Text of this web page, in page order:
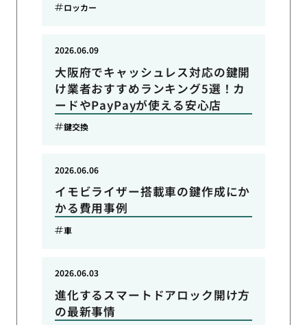
ロッカー
大阪府でキャッシュレス対応の鍵開
け業者おすすめランキング5選！カ
ードやPayPayが使える安心店
2026.06.09
鍵交換
イモビライザー搭載車の鍵作成にか
かる費用事例
2026.06.06
車
進化するスマートドアロック開け方
の最新事情
2026.06.03